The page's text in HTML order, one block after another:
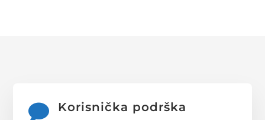
 Korisnička podrška